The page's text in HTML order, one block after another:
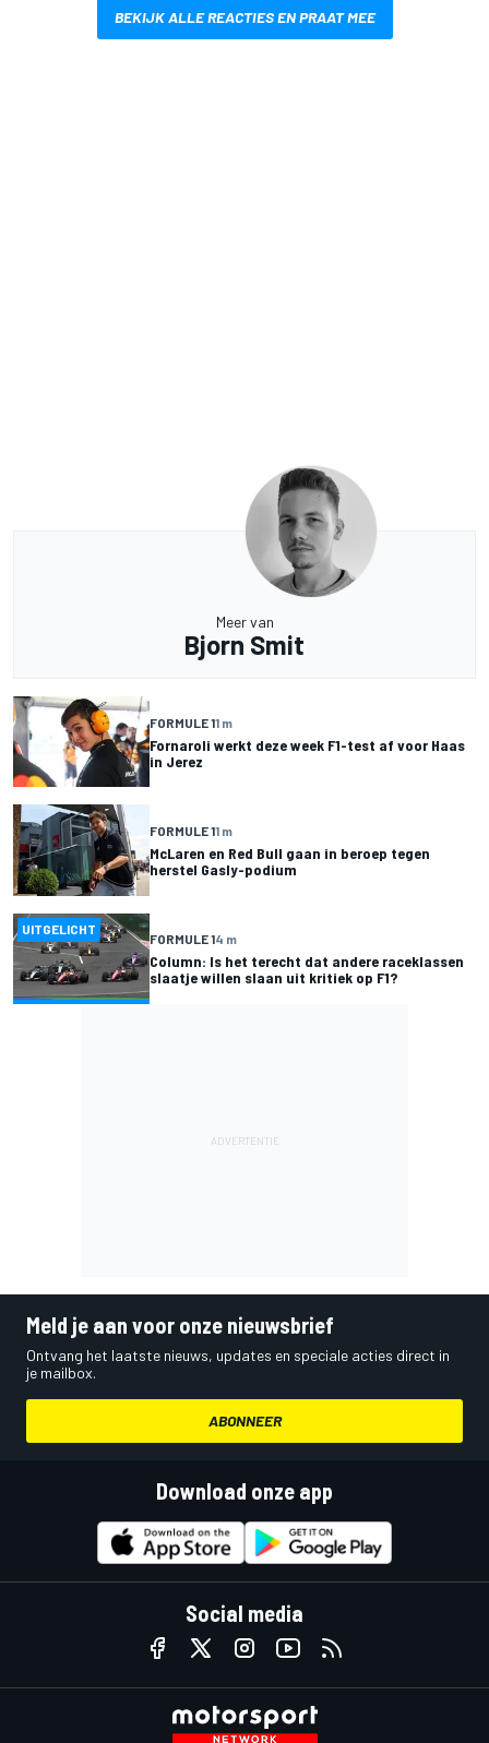
BEKIJK ALLE REACTIES EN PRAAT MEE
Meer van
Bjorn Smit
FORMULE 11 m
Fornaroli werkt deze week F1-test af voor Haas
in Jerez
FORMULE 11 m
McLaren en Red Bull gaan in beroep tegen
herstel Gasly-podium
UITGELICHT
FORMULE 14 m
Column: Is het terecht dat andere raceklassen
slaatje willen slaan uit kritiek op F1?
Meld je aan voor onze nieuwsbrief
Ontvang het laatste nieuws, updates en speciale acties direct in
je mailbox.
ABONNEER
Download onze app
Social media